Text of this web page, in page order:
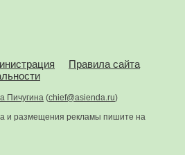
Правила сайта
Пичугина (chief@asienda.ru)
и размещения рекламы пишите на